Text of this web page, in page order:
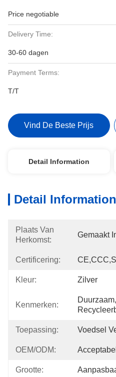
Price negotiable
Delivery Time:
30-60 dagen
Payment Terms:
T/T
Vind De Beste Prijs
Detail Information
Detail Information
Plaats Van
Herkomst:
Gemaakt
Certificering:
Kleur: Zilver
Kenmerken:
Toepassing: Voedsel
OEM/ODM: Acceptabel
Grootte: